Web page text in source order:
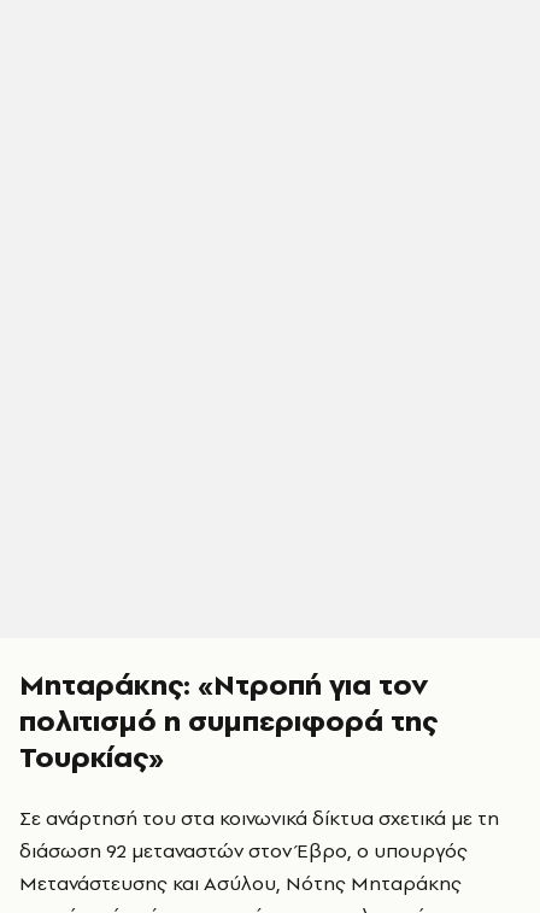
Μηταράκης: «Ντροπή για τον
πολιτισμό η συμπεριφορά της
Τουρκίας»
Σε ανάρτησή του στα κοινωνικά δίκτυα σχετικά με τη
διάσωση 92 μεταναστών στον Έβρο, ο υπουργός
Μετανάστευσης και Ασύλου, Νότης Μηταράκης